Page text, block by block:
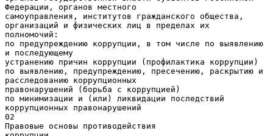
Федерации, органов местного
самоуправления, институтов гражданского общества,
организаций и физических лиц в пределах их
полномочий:
по предупреждению коррупции, в том числе по выявлению
и последующему
устранению причин коррупции (профилактика коррупции)
по выявлению, предупреждению, пресечению, раскрытию и
расследованию коррупционных
правонарушений (борьба с коррупцией)
по минимизации и (или) ликвидации последствий
коррупционных правонарушений
02
Правовые основы противодействия